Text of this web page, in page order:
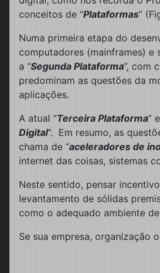
conceitos de “Plataformas”
Numa primeira etapa do
computadores (mainframes) e
a “Segunda Plataforma”, com
predominam as questões da
aplicações.
A atual “Terceira Plataforma”
Digital”. Em resumo, as
chama de “aceleradores de
internet das coisas, sistemas
Neste sentido, pensar
levantamento de sólidas
como o adequado ambiente
Se sua empresa, organização